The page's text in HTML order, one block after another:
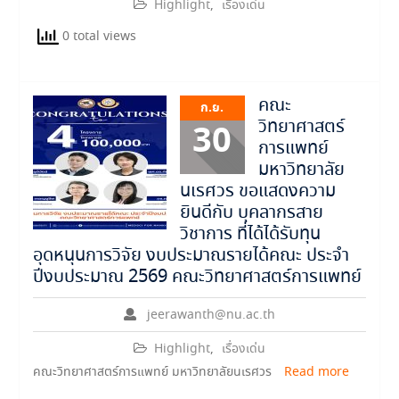
Highlight, เรื่องเด่น
0 total views
ก.ย.
30
คณะ
วิทยาศาสตร์
การแพทย์
มหาวิทยาลัย
นเรศวร ขอแสดงความ
ยินดีกับ บุคลากรสาย
วิชาการ ที่ได้ได้รับทุน
อุดหนุนการวิจัย งบประมาณรายได้คณะ ประจำ
ปีงบประมาณ 2569 คณะวิทยาศาสตร์การแพทย์
jeerawanth@nu.ac.th
Highlight, เรื่องเด่น
คณะวิทยาศาสตร์การแพทย์ มหาวิทยาลัยนเรศวร
Read more